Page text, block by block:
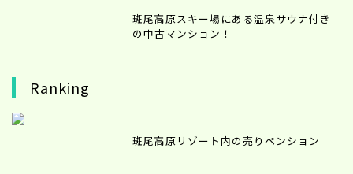
斑尾高原スキー場にある温泉サウナ付き
の中古マンション！
Ranking
斑尾高原リゾート内の売りペンション